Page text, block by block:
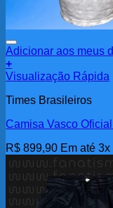
Adicionar aos meus
+
Visualização Rápida
Times Brasileiros
Camisa Vasco
R$ 899,90 Em até 3x